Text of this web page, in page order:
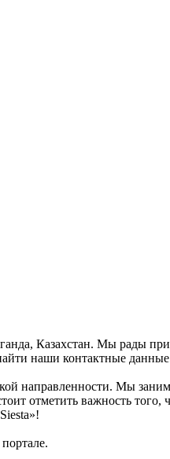
Казахстан. Мы рады
наши контактные
направленности. Мы
отметить важность